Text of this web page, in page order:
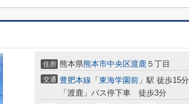
住所 熊本県熊本市中央区渡鹿 ５丁目
交通 豊肥本線 「 東海学園前 」駅 徒歩15分
「渡鹿」バス停下車 徒歩3分